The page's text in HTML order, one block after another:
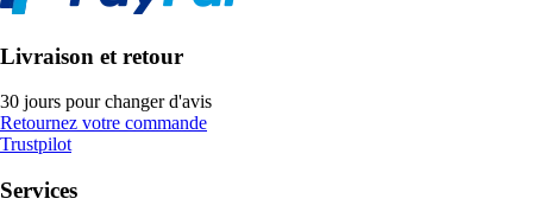
Livraison et retour
30 jours pour changer d'avis
Retournez votre commande
Trustpilot
Services